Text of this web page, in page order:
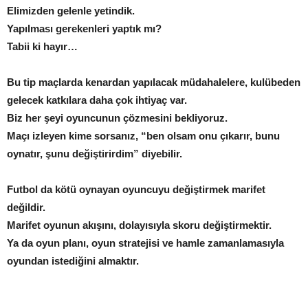
Elimizden gelenle yetindik.
Yapılması gerekenleri yaptık mı?
Tabii ki hayır…
Bu tip maçlarda kenardan yapılacak müdahalelere, kulübeden
gelecek katkılara daha çok ihtiyaç var.
Biz her şeyi oyuncunun çözmesini bekliyoruz.
Maçı izleyen kime sorsanız, “ben olsam onu çıkarır, bunu
oynatır, şunu değiştirirdim” diyebilir.
Futbol da kötü oynayan oyuncuyu değiştirmek marifet
değildir.
Marifet oyunun akışını, dolayısıyla skoru değiştirmektir.
Ya da oyun planı, oyun stratejisi ve hamle zamanlamasıyla
oyundan istediğini almaktır.